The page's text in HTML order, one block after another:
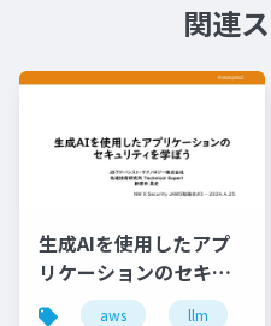
関連
生成AIを使用したアプ
リケーションのセキュ
リティを学ぼう
aws llm